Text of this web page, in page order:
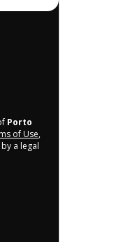
Porto
of Use,
a legal